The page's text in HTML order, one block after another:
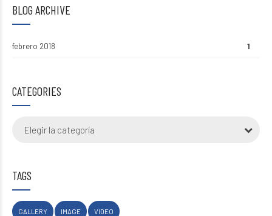
BLOG ARCHIVE
febrero 2018 1
CATEGORIES
Elegir la categoría
TAGS
GALLERY IMAGE VIDEO